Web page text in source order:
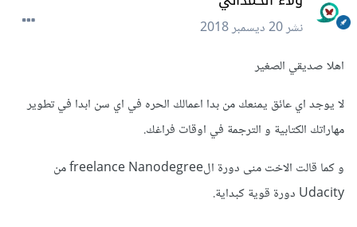
نشر20 ديسمبر 2018
اهلا صديقي الصغير
لا يوجد اي عائق يمنعك من بدا اعمالك الحره في اي سن ابدا في تطوير
مهاراتك الكتابية و الترجمة في اوقات فراغك.
و كما قالت الاخت منى دورة الfreelance Nanodegree من
Udacity دورة قوية كبداية.